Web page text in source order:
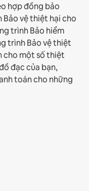
hợp đồng bảo
vệ thiệt hại cho
trình Bảo hiểm
trình Bảo vệ thiệt
cho một số thiệt
đạc của bạn,
toán cho những